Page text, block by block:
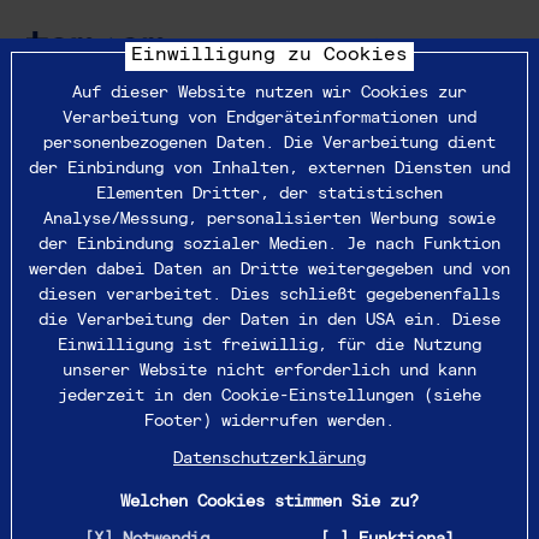
Startseite
Zurück zur Übersicht
IT-Specialist
Applications
(m/w/d)
Du bist ein erfahrener IT-Allrounder mit
erfolgreich abgeschlossener
Einwilligung zu Cookies
Auf dieser Website nutzen wir Cookies zur
Verarbeitung von Endgeräteinformationen und
personenbezogenen Daten. Die Verarbeitung dient
der Einbindung von Inhalten, externen Diensten und
Elementen Dritter, der statistischen
Analyse/Messung, personalisierten Werbung sowie
der Einbindung sozialer Medien. Je nach Funktion
werden dabei Daten an Dritte weitergegeben und von
diesen verarbeitet. Dies schließt gegebenenfalls
die Verarbeitung der Daten in den USA ein. Diese
Einwilligung ist freiwillig, für die Nutzung
unserer Website nicht erforderlich und kann
jederzeit in den Cookie-Einstellungen (siehe
Footer) widerrufen werden.
Datenschutzerklärung
Welchen Cookies stimmen Sie zu?